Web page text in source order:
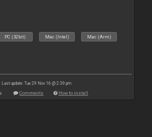
PC (32bit) Mac (Intel) Mac (Arm)
Last update: Tue 29 Nov 16 @ 2:39 pm
Comments How to install